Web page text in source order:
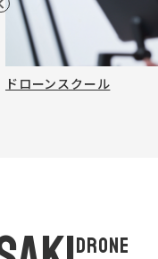
ドローンスクール
DRONE